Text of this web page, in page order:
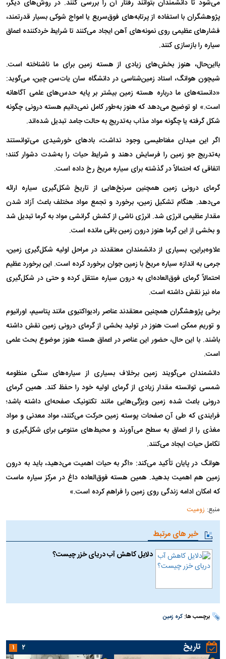
می‌شود تا دانشمندان بتوانند رفتار آن را بررسی کنند. در روش‌های دیگر،
پژوهشگران با استفاده از پرتابه‌های فوق‌سریع یا امواج شوکی بسیار قدرتمند،
فشارهای عظیمی روی نمونه‌های آهن ایجاد می‌کنند تا شرایط خردکننده اعماق
سیاره را بازسازی کنند.
بااین‌حال، هنوز بخش‌های زیادی از هسته زمین برای ما ناشناخته است.
شیچون هوانگ، استاد زمین‌شناسی در دانشگاه سان یات‌سن چین، می‌گوید:
«دانسته‌های ما درباره هسته زمین بیشتر بر پایه حدس‌های علمی آگاهانه
است.» او توضیح می‌دهد که هنوز به‌طور کامل نمی‌دانیم هسته درونی چگونه
شکل گرفته یا چگونه مواد مذاب به‌تدریج به حالت جامد تبدیل شده‌اند.
اگر این میدان مغناطیسی وجود نداشت، بادهای خورشیدی می‌توانستند
به‌تدریج جو زمین را فرسایش دهند و شرایط حیات را به‌شدت دشوار کنند؛
اتفاقی که احتمالاً در گذشته برای سیاره مریخ رخ داده است.
گرمای درونی زمین همچنین سرنخ‌هایی از تاریخ شکل‌گیری سیاره ارائه
می‌دهد. هنگام تشکیل زمین، برخورد و تجمع مواد مختلف باعث آزاد شدن
مقدار عظیمی انرژی شد. انرژی ناشی از کشش گرانشی مواد به گرما تبدیل شد
و بخشی از این گرما هنوز درون زمین باقی مانده است.
علاوه‌بر‌این، بسیاری از دانشمندان معتقدند در مراحل اولیه شکل‌گیری زمین،
جرمی به اندازه سیاره مریخ با زمین جوان برخورد کرده است. این برخورد عظیم
احتمالاً گرمای فوق‌العاده‌ای به درون سیاره منتقل کرده و حتی در شکل‌گیری
ماه نیز نقش داشته است.
برخی پژوهشگران همچنین معتقدند عناصر رادیواکتیوی مانند پتاسیم، اورانیوم
و توریم ممکن است هنوز در تولید بخشی از گرمای درونی زمین نقش داشته
باشند. با این حال، حضور این عناصر در اعماق هسته هنوز موضوع بحث علمی
است.
دانشمندان می‌گویند زمین برخلاف بسیاری از سیاره‌های سنگی منظومه
شمسی توانسته مقدار زیادی از گرمای اولیه خود را حفظ کند. همین گرمای
درونی باعث شده زمین ویژگی‌هایی مانند تکتونیک صفحه‌ای داشته باشد؛
فرایندی که طی آن صفحات پوسته زمین حرکت می‌کنند، مواد معدنی و مواد
مغذی را از اعماق به سطح می‌آورند و محیط‌های متنوعی برای شکل‌گیری و
تکامل حیات ایجاد می‌کنند.
هوانگ در پایان تأکید می‌کند: «اگر به حیات اهمیت می‌دهید، باید به درون
زمین هم اهمیت بدهید. همین هسته فوق‌العاده داغ در مرکز سیاره ماست
که امکان ادامه زندگی روی زمین را فراهم کرده است.»
منبع: زومیت
خبر های مرتبط
دلایل کاهش آب دریای خزر چیست؟
برچسب ها:کره زمین
تاریخ ۱ ۲